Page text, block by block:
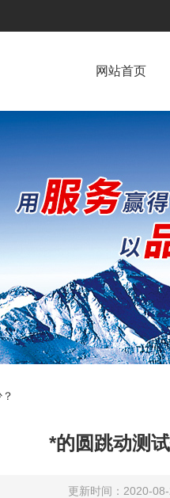
网站首页
*的圆跳动测
更新时间：2020-